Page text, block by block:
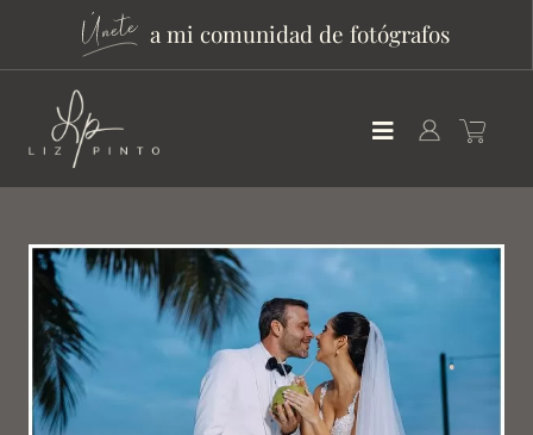
a mi comunidad de fotógrafos